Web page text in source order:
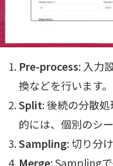
Pre-process: 入力
換などを行います。
Split: 後続の分散
的には、個別のシ
Sampling: 切り分
Merge: Sampling